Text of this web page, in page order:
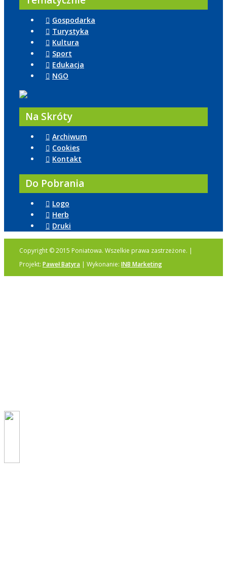
Gospodarka
Turystyka
Kultura
Sport
Edukacja
NGO
Na Skróty
Archiwum
Cookies
Kontakt
Do Pobrania
Logo
Herb
Druki
Copyright © 2015 Poniatowa. Wszelkie prawa zastrzeżone. |
Projekt: Paweł Batyra | Wykonanie: INB Marketing